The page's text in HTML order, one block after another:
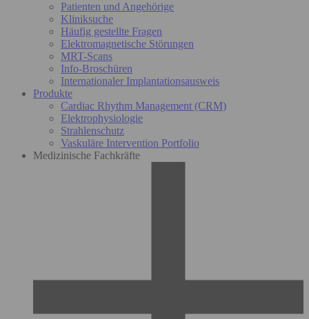
Patienten und Angehörige
Kliniksuche
Häufig gestellte Fragen
Elektromagnetische Störungen
MRT-Scans
Info-Broschüren
Internationaler Implantationsausweis
Produkte
Cardiac Rhythm Management (CRM)
Elektrophysiologie
Strahlenschutz
Vaskuläre Intervention Portfolio
Medizinische Fachkräfte